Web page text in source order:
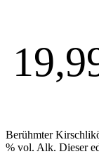
Berühmter
% vol. Alk. Dieser